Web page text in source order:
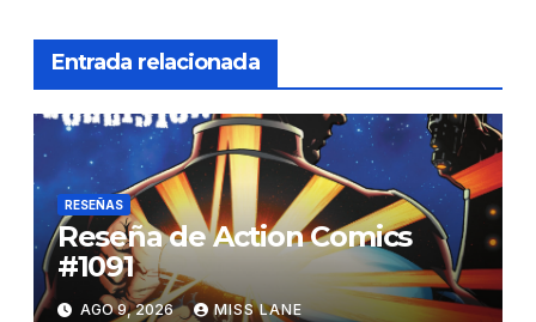
Entrada relacionada
RESEÑAS
Reseña de Action Comics
#1091
AGO 9, 2026 MISS LANE